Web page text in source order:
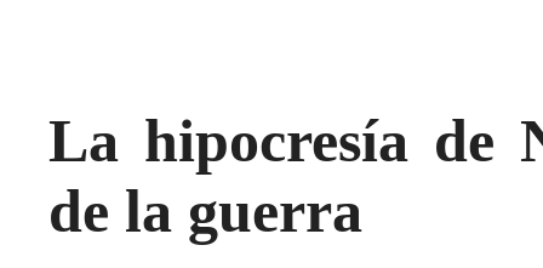
La hipocresía de
de la guerra